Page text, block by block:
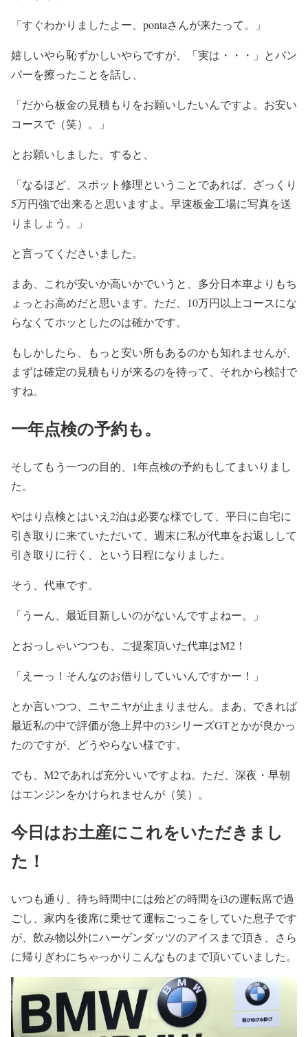
「すぐわかりましたよー、pontaさんが来たって。」
嬉しいやら恥ずかしいやらですが、「実は・・・」とバン
パーを擦ったことを話し、
「だから板金の見積もりをお願いしたいんですよ。お安い
コースで（笑）。」
とお願いしました。すると、
「なるほど、スポット修理ということであれば、ざっくり
5万円強で出来ると思いますよ。早速板金工場に写真を送
りましょう。」
と言ってくださいました。
まあ、これが安いか高いかでいうと、多分日本車よりもち
ょっとお高めだと思います。ただ、10万円以上コースにな
らなくてホッとしたのは確かです。
もしかしたら、もっと安い所もあるのかも知れませんが、
まずは確定の見積もりが来るのを待って、それから検討で
すね。
一年点検の予約も。
そしてもう一つの目的、1年点検の予約もしてまいりまし
た。
やはり点検とはいえ2泊は必要な様でして、平日に自宅に
引き取りに来ていただいて、週末に私が代車をお返しして
引き取りに行く、という日程になりました。
そう、代車です。
「うーん、最近目新しいのがないんですよねー。」
とおっしゃいつつも、ご提案頂いた代車はM2！
「えーっ！そんなのお借りしていいんですかー！」
とか言いつつ、ニヤニヤが止まりません。まあ、できれば
最近私の中で評価が急上昇中の3シリーズGTとかが良かっ
たのですが、どうやらない様です。
でも、M2であれば充分いいですよね。ただ、深夜・早朝
はエンジンをかけられませんが（笑）。
今日はお土産にこれをいただきまし
た！
いつも通り、待ち時間中には殆どの時間をi3の運転席で過
ごし、家内を後席に乗せて運転ごっこをしていた息子です
が、飲み物以外にハーゲンダッツのアイスまで頂き、さら
に帰りぎわにちゃっかりこんなものまで頂いていました。